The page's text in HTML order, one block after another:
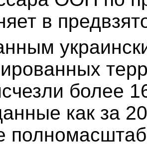
в
более
как за